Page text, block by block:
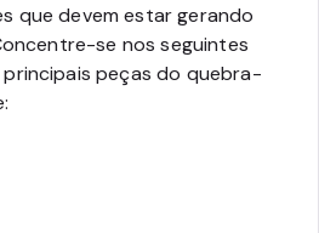
que devem estar gerando
se nos seguintes
peças do quebra-